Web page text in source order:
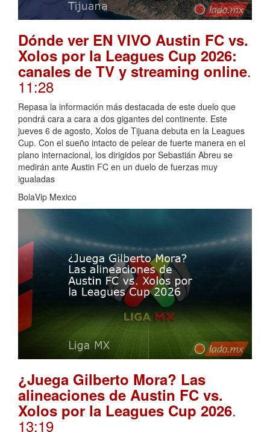
Dónde ver EN VIVO Austin FC vs.
Xolos por la Leagues Cup 2026:
canales de TV y streaming online.
11:28
Repasa la información más destacada de este duelo que
pondrá cara a cara a dos gigantes del continente. Este
jueves 6 de agosto, Xolos de Tijuana debuta en la Leagues
Cup. Con el sueño intacto de pelear de fuerte manera en el
plano internacional, los dirigidos por Sebastián Abreu se
medirán ante Austin FC en un duelo de fuerzas muy
igualadas
BolaVip Mexico
¿Juega Gilberto Mora? Las
alineaciones de Austin FC vs.
Xolos por la Leagues Cup 2026.
13:19